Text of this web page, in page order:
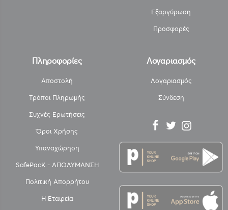
Εξαργύρωση
Προσφορές
Πληροφορίες
Αποστολή
Τρόποι Πληρωμής
Συχνές Ερωτήσεις
Όροι Χρήσης
Υπαναχώρηση
SafePacK - ΑΠΟΛΥΜΑΝΣΗ
Πολιτική Απορρήτου
Η Εταιρεία
Λογαριασμός
Λογαριασμός
Σύνδεση